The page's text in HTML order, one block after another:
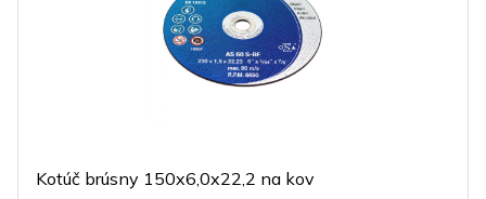
Kotúč brúsny 150x6,0x22,2 na kov